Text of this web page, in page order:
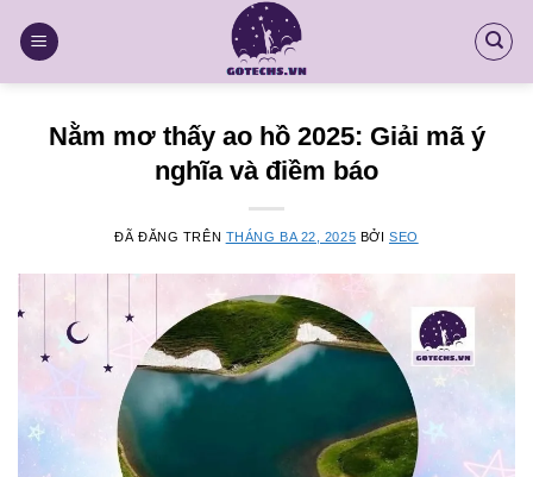
đến
Nằm mơ thấy ao hồ 2025: Giải mã ý
nghĩa và điềm báo
ĐÃ ĐĂNG TRÊN THÁNG BA 22, 2025 BỞI SEO